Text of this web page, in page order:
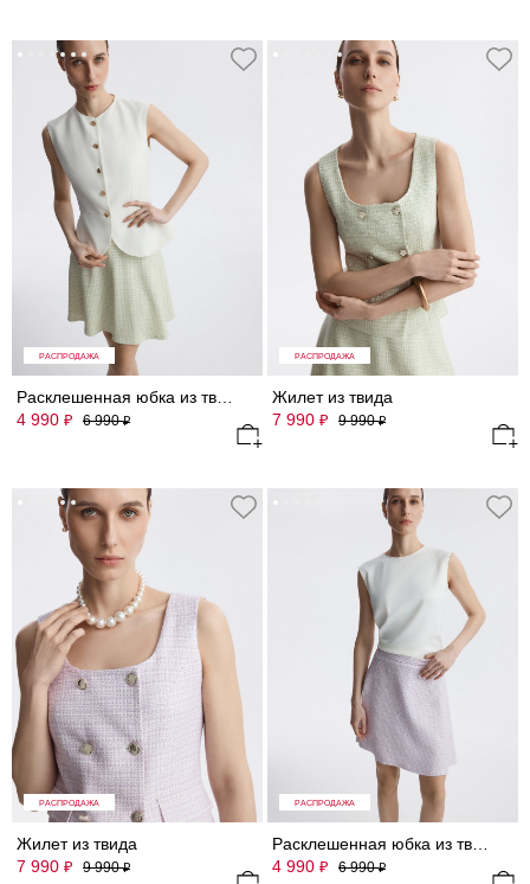
РАСПРОДАЖА
4 990 ₽ 6 990₽
РАСПРОДАЖА
Жилет из твида
7 990 ₽ 9 990₽
РАСПРОДАЖА
Жилет из твида
7 990 ₽ 9 990₽
РАСПРОДАЖА
4 990 ₽ 6 990₽